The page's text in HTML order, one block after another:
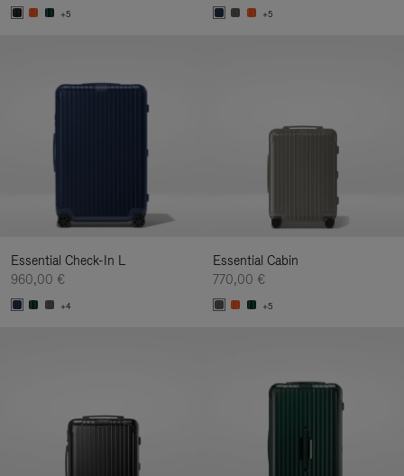
+5 +5
Essential Check-In L
960,00 €
+4
Essential Cabin
770,00 €
+5